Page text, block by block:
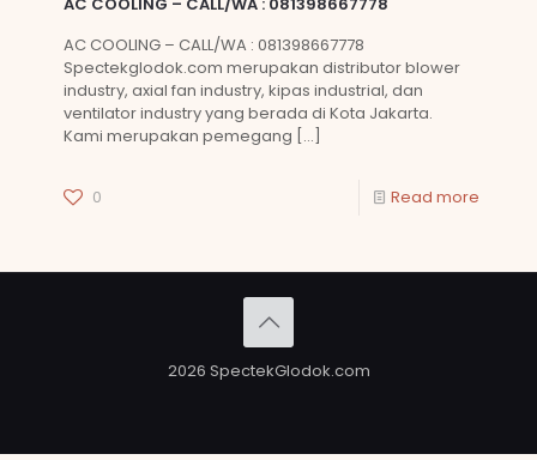
AC COOLING – CALL/WA : 081398667778
Spectekglodok.com merupakan distributor blower
industry, axial fan industry, kipas industrial, dan
ventilator industry yang berada di Kota Jakarta.
Kami merupakan pemegang […]
0 Read more
2026 SpectekGlodok.com